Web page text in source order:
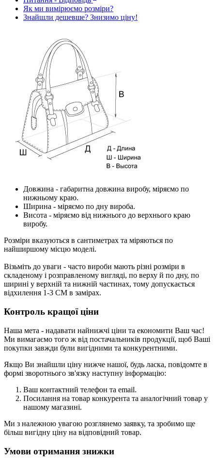
Як ми вимірюємо розміри?
Знайшли дешевше? Знизимо ціну!
Довжина - габаритна довжина виробу, міряємо по
нижньому краю.
Ширина - міряємо по дну вироба.
Висота - міряємо від нижнього до верхнього краю
виробу.
Розміри вказуються в сантиметрах та міряються по
найширшому місцю моделі.
Візьміть до уваги - часто вироби мають різні розміри в
складеному і розправленому вигляді, по верху й по дну, по
ширині у верхній та нижній частинах, тому допускається
відхилення 1-3 СМ в замірах.
Контроль кращої ціни
Наша мета - надавати найнижчі ціни та економити Ваш час!
Ми вимагаємо того ж від постачальників продукції, щоб Ваші
покупки завжди були вигідними та конкурентними.
Якщо Ви знайшли ціну нижче нашої, будь ласка, повідомте в
формі зворотнього зв'язку наступну інформацію:
Ваш контактний телефон та email.
Посилання на товар конкурента та аналогічний товар у
нашому магазині.
Ми з належною увагою розглянемо заявку, та зробимо ще
більш вигідну ціну на відповідний товар.
Умови отримання знижки